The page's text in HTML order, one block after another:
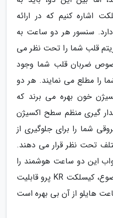
اشاره کنیم که در ارائه
دارد. سنسور هر دو ساعت به
و ریتم قلب شما را تحت نظر می
ضربان قلب شما وجود
را مطلع می نمایند. هر دو
خون بهره می برند که
گیری منظم سطح اکسیژن
شما را برای جلوگیری از
تحت نظر قرار می دهند.
این دو ساعت هوشمند را
از قلم بیندازیم. جدا از این موضوع، کیسلکت KR پرو قابلیت
هایلو از آن بی بهره است